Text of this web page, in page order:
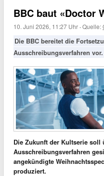
BBC baut «Doctor
10. Juni 2026, 11:27 Uhr ·Quelle:
Die BBC bereitet die
Ausschreibungsverfahren vor.
Die Zukunft der Kultserie soll
Ausschreibungsverfahren
angekündigte
produziert.